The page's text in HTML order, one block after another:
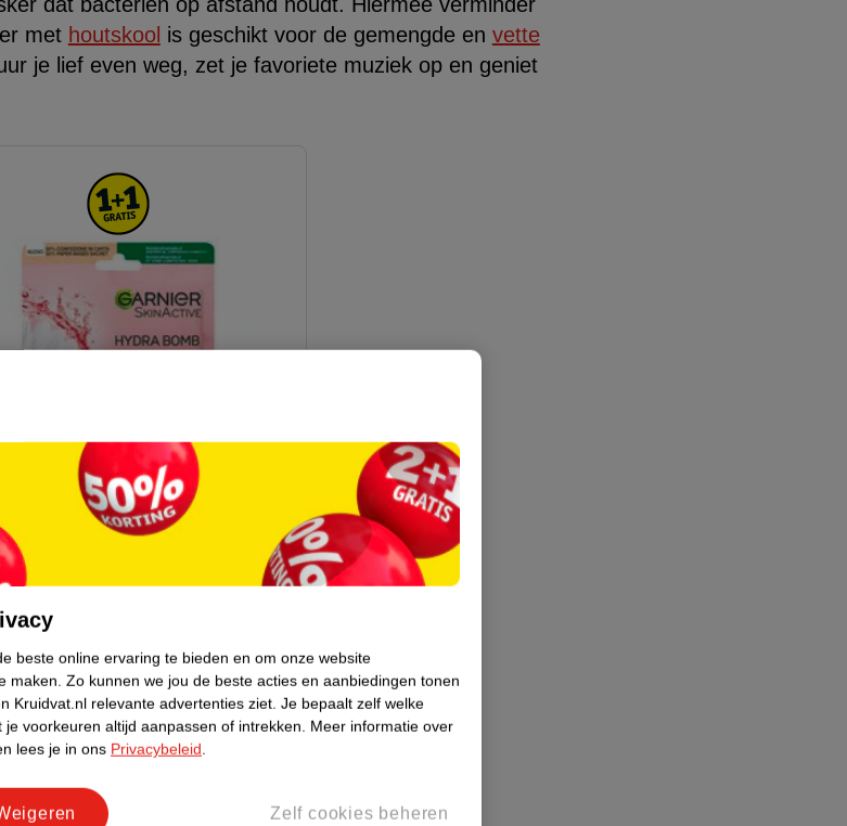
met houtskool is geschikt voor de gemengde en vette
je lief even weg, zet je favoriete muziek op en geniet
SkinActive Hydra Bomb Tissuemasker
huid
beste online ervaring te bieden en om onze website
maken. Zo kunnen we jou de beste acties en aanbiedingen tonen
Kruidvat.nl relevante advertenties ziet. Je bepaalt zelf welke
je voorkeuren altijd aanpassen of intrekken. Meer informatie over
lees je in ons Privacybeleid.
Zelf cookies beheren